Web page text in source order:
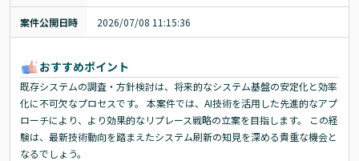
案件公開日時 2026/07/08 11:15:36
おすすめポイント
既存システムの調査・方針検討は、将来的なシステム基盤の安定化と効率
化に不可欠なプロセスです。 本案件では、AI技術を活用した先進的なアプ
ローチにより、より効果的なリプレース戦略の立案を目指します。 この経
験は、最新技術動向を踏まえたシステム刷新の知見を深める貴重な機会と
なるでしょう。